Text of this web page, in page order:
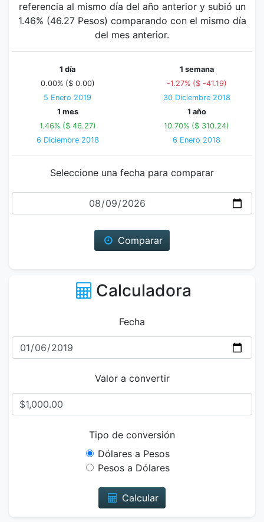
referencia al mismo día del año anterior y subió un
1.46% (46.27 Pesos) comparando con el mismo día
del mes anterior.
1 día
0.00% ($ 0.00)
5 Enero 2019
1 semana
-1.27% ($ -41.19)
30 Diciembre 2018
1 mes
1.46% ($ 46.27)
6 Diciembre 2018
1 año
10.70% ($ 310.24)
6 Enero 2018
Seleccione una fecha para comparar
Fecha
Comparar
Calculadora
Fecha
Valor a convertir
Tipo de conversión
Dólares a Pesos
Pesos a Dólares
Calcular